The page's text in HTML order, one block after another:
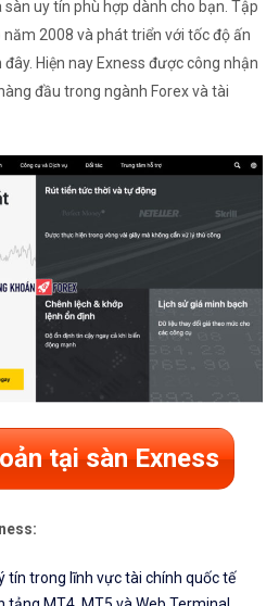
sàn uy tín phù hợp dành cho bạn. Tập
2008 và phát triển với tốc độ ấn
Hiện nay Exness được công nhận
đầu trong ngành Forex và tài
tại sàn Exness
tín trong lĩnh vực tài chính quốc tế